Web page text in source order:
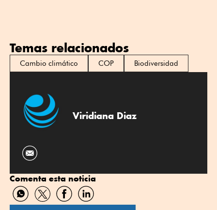
Temas relacionados
Cambio climático COP Biodiversidad
Viridiana Diaz
Comenta esta noticia
Compartir
por
Compartir
por
Compartir
por
Compartir
por